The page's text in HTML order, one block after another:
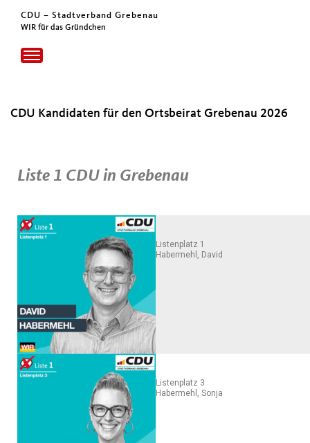
CDU – Stadtverband Grebenau
WIR für das Gründchen
Toggle
navigation
CDU Kandidaten für den Ortsbeirat Grebenau 2026
Liste 1 CDU in Grebenau
Listenplatz 1
Habermehl, David
Listenplatz 3
Habermehl, Sonja